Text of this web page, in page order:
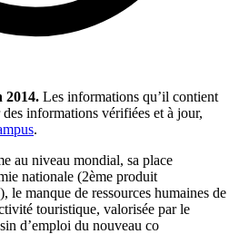
2014. Les informations qu’il contient
informations vérifiées et à jour,
.
au niveau mondial, sa place
nationale (2ème produit
le manque de ressources humaines de
touristique, valorisée par le
d’emploi du nouveau co